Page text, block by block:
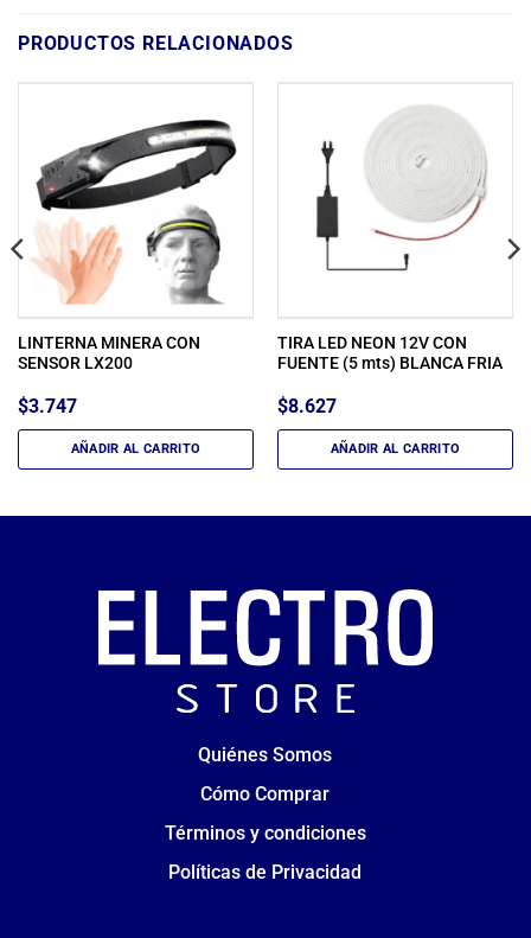
PRODUCTOS RELACIONADOS
LINTERNA MINERA CON
SENSOR LX200
$3.747
AÑADIR AL CARRITO
TIRA LED NEON 12V CON
FUENTE (5 mts) BLANCA FRIA
$8.627
AÑADIR AL CARRITO
Quiénes Somos
Cómo Comprar
Términos y condiciones
Políticas de Privacidad